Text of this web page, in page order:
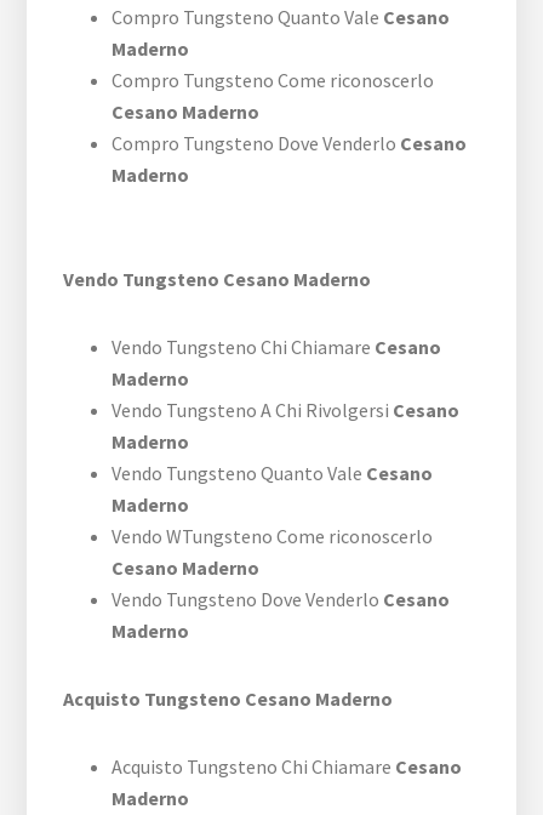
Compro Tungsteno Quanto Vale Cesano
Maderno
Compro Tungsteno Come riconoscerlo
Cesano Maderno
Compro Tungsteno Dove Venderlo Cesano
Maderno
Vendo Tungsteno Cesano Maderno
Vendo Tungsteno Chi Chiamare Cesano
Maderno
Vendo Tungsteno A Chi Rivolgersi Cesano
Maderno
Vendo Tungsteno Quanto Vale Cesano
Maderno
Vendo WTungsteno Come riconoscerlo
Cesano Maderno
Vendo Tungsteno Dove Venderlo Cesano
Maderno
Acquisto Tungsteno Cesano Maderno
Acquisto Tungsteno Chi Chiamare Cesano
Maderno